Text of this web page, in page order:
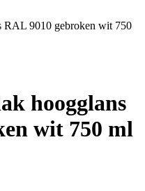
9010 gebroken wit 750
hoogglans
wit 750 ml